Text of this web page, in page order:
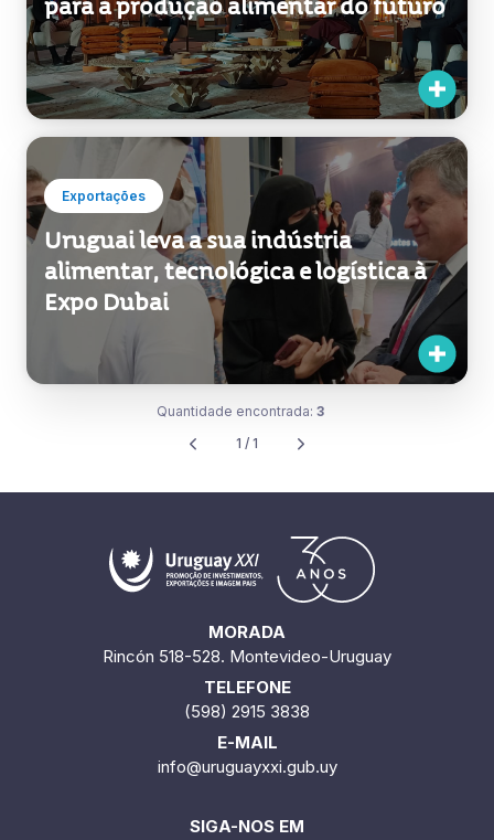
para a produção alimentar do futuro
Exportações
Uruguai leva a sua indústria
alimentar, tecnológica e logística à
Expo Dubai
Quantidade encontrada: 3
1 / 1
MORADA
Rincón 518-528. Montevideo-Uruguay
TELEFONE
(598) 2915 3838
E-MAIL
info@uruguayxxi.gub.uy
SIGA-NOS EM